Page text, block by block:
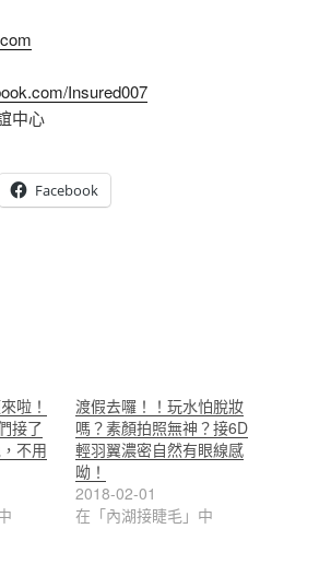
Insured007
中心
Facebook
啦！
接了
不用
渡假去囉！！玩水怕脫妝
嗎？素顏拍照無神？接6D
輕羽翼濃密自然有眼線感
呦！
2018-02-01
在「內湖接睫毛」中